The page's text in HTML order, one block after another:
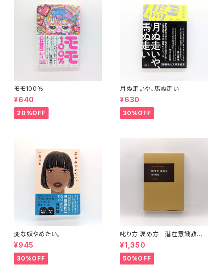
モモ100％
¥640
20%OFF
月ぬ走いや、馬ぬ走い
¥630
30%OFF
変な奴やめたい。
¥945
30%OFF
叱り方 褒め方 潜在意識教育
法叢書
¥1,350
50%OFF